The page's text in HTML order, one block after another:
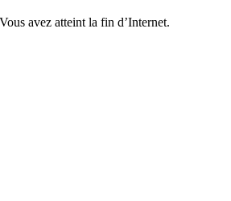
avez atteint la fin d’Internet.